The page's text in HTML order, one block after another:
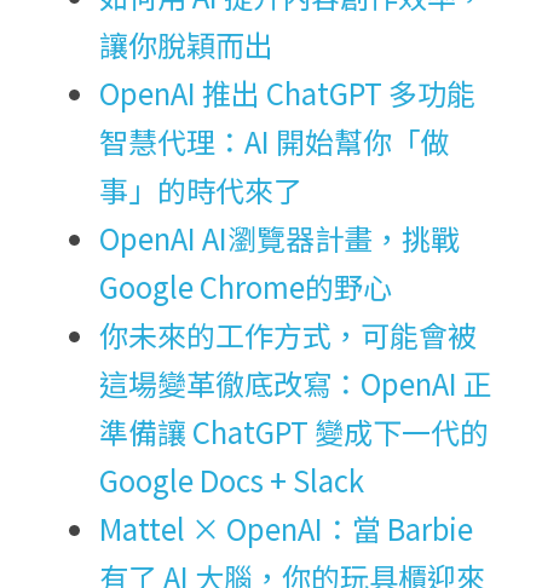
讓你脫穎而出
OpenAI 推出 ChatGPT 多功能
智慧代理：AI 開始幫你「做
事」的時代來了
OpenAI AI瀏覽器計畫，挑戰
Google Chrome的野心
你未來的工作方式，可能會被
這場變革徹底改寫：OpenAI 正
準備讓 ChatGPT 變成下一代的
Google Docs + Slack
Mattel × OpenAI：當 Barbie
有了 AI 大腦，你的玩具櫃迎來